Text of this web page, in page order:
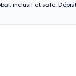
inclusif et safe.